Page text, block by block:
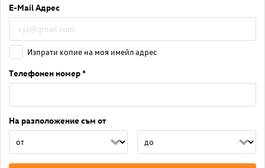
E-Mail Адрес
Изпрати копие на моя имейл адрес
Телефонен номер *
На разположение съм от